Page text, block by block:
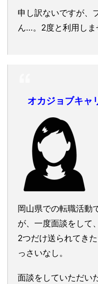
申し訳ないですが、
ん…。2度と利用しま
オカジョブキャ
岡山県での転職活動
が、一度面談をして
2つだけ送られてき
っさいなし。
面談をしていただい